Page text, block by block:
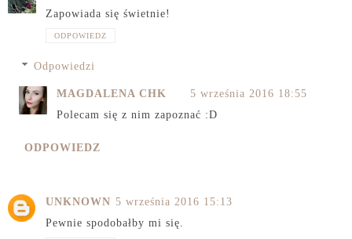
Zapowiada się świetnie!
ODPOWIEDZ
Odpowiedzi
MAGDALENA CHK
5 września 2016 18:55
Polecam się z nim zapoznać :D
ODPOWIEDZ
UNKNOWN 5 września 2016 15:13
Pewnie spodobałby mi się.